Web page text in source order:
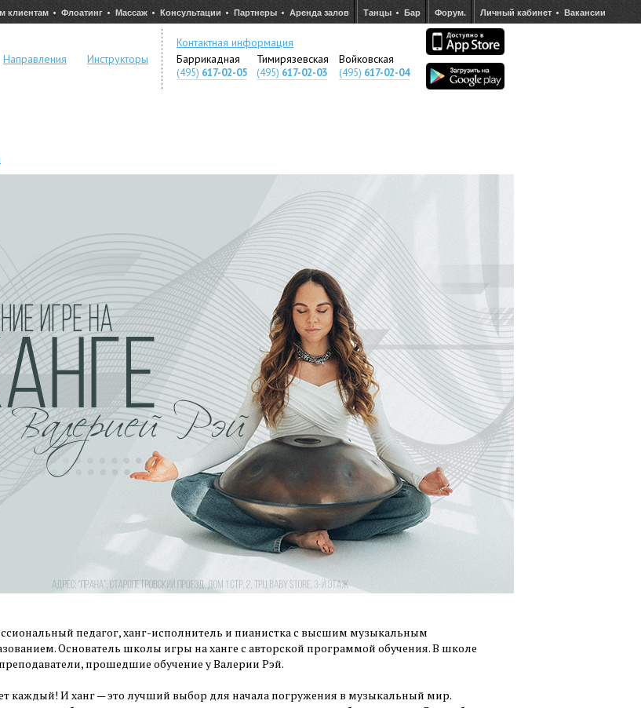
клиентам Флоатинг Массаж Консультации Партнеры Аренда залов Танцы Бар Форум. Личный кабинет Вакансии
Направления Инструкторы
Контактная информация
Баррикадная
Тимирязевская Войковская
(495) 617-02-05 (495) 617-02-03 (495) 617-02-04
педагог, ханг-исполнитель и пианистка с высшим музыкальным
Основатель школы игры на ханге с авторской программой обучения. В школе
прошедшие обучение у Валерии Рэй.
каждый! И ханг — это лучший выбор для начала погружения в музыкальный мир.